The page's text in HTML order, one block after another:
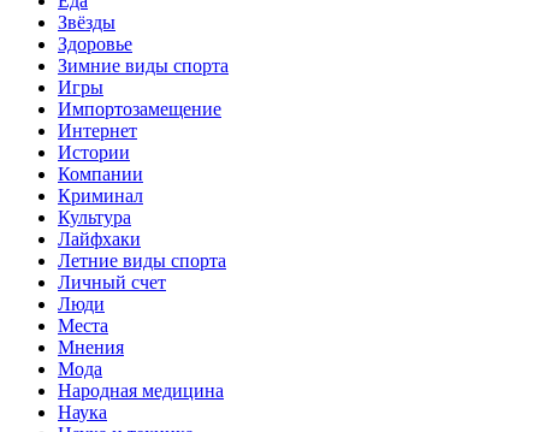
Звёзды
Здоровье
Зимние виды спорта
Игры
Импортозамещение
Интернет
Истории
Компании
Криминал
Культура
Лайфхаки
Летние виды спорта
Личный счет
Люди
Места
Мнения
Мода
Народная медицина
Наука